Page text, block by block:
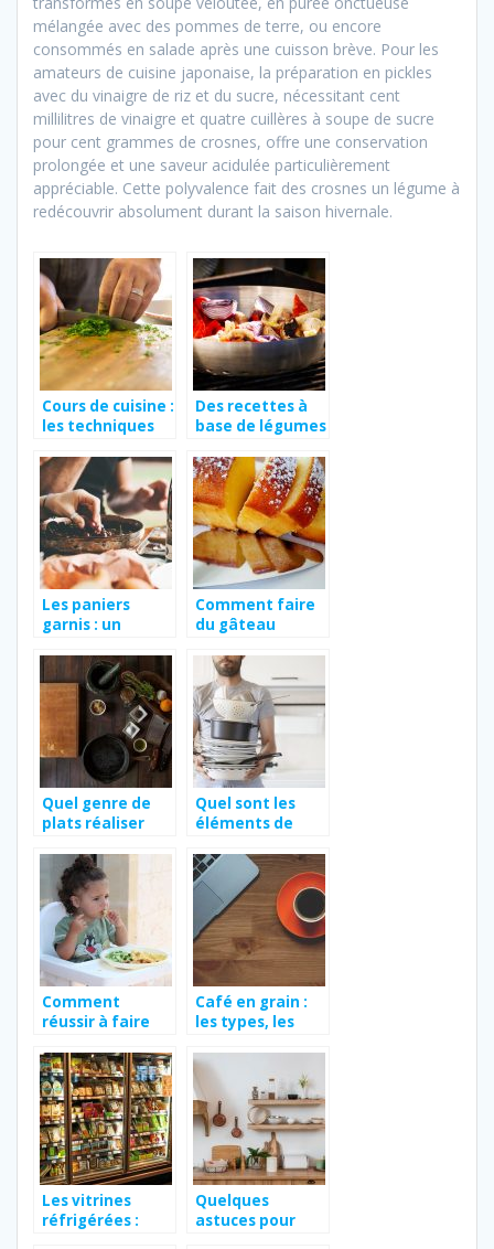
mélangée avec des pommes de terre, ou encore
consommés en salade après une cuisson brève. Pour les
amateurs de cuisine japonaise, la préparation en pickles
avec du vinaigre de riz et du sucre, nécessitant cent
millilitres de vinaigre et quatre cuillères à soupe de sucre
pour cent grammes de crosnes, offre une conservation
prolongée et une saveur acidulée particulièrement
appréciable. Cette polyvalence fait des crosnes un légume à
redécouvrir absolument durant la saison hivernale.
Cours de cuisine :
les techniques
cuisine
Des recettes à
base de légumes
à tout le monde
Les paniers
garnis : un
personnalisé
pour les fêtes de
fin d’année
Comment faire
du gâteau
au citron ?
Quel genre de
plats réaliser
Quel sont les
éléments de
chez soi ?
Comment
réussir à faire
aux enfants ?
Café en grain :
les types, les
la structure et la
forme
Les vitrines
réfrigérées :
Quelques
astuces pour